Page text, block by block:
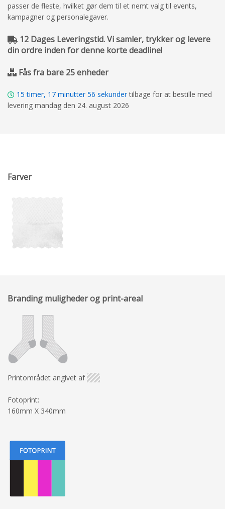
passer de fleste, hvilket gør dem til et nemt valg til events,
kampagner og personalegaver.
12 Dages Leveringstid. Vi samler, trykker og levere
din ordre inden for denne korte deadline!
Fås fra bare 25 enheder
15 timer, 17 minutter 55 sekundertilbage for at bestille med
levering mandag den 24. august 2026
Farver
Branding muligheder og print-areal
Printområdet angivet af
Fotoprint:
160mm X 340mm